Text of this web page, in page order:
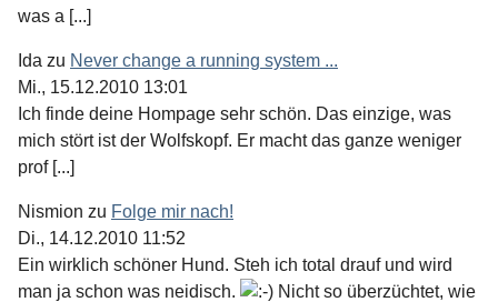
was a [...]
Ida zu Never change a running system ...
Mi., 15.12.2010 13:01
Ich finde deine Hompage sehr schön. Das einzige, was
mich stört ist der Wolfskopf. Er macht das ganze weniger
prof [...]
Nismion zu Folge mir nach!
Di., 14.12.2010 11:52
Ein wirklich schöner Hund. Steh ich total drauf und wird
man ja schon was neidisch.
Nicht so überzüchtet, wie